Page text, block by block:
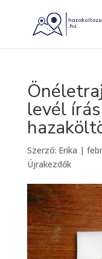
levél
Szerző: Erika |
Újrakezdők